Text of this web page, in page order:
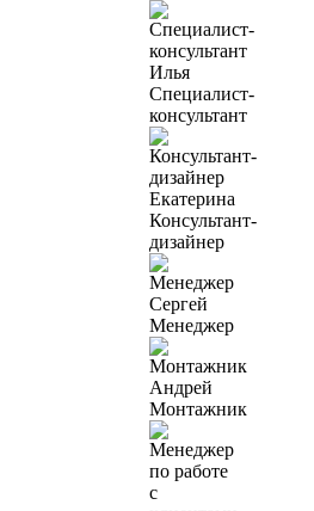
Илья
Специалист-
консультант
Екатерина
Консультант-
дизайнер
Сергей
Менеджер
Андрей
Монтажник